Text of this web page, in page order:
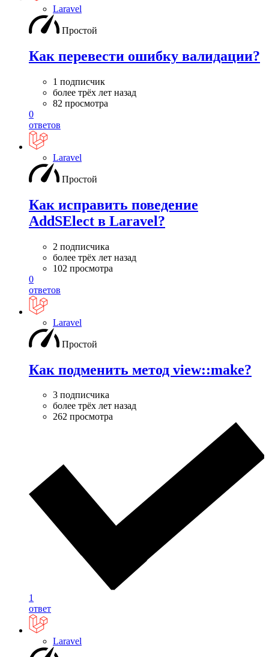
Laravel
Простой
Как перевести ошибку валидации?
1 подписчик
более трёх лет назад
82 просмотра
0
ответов
Laravel
Простой
Как исправить поведение
AddSElect в Laravel?
2 подписчика
более трёх лет назад
102 просмотра
0
ответов
Laravel
Простой
Как подменить метод view::make?
3 подписчика
более трёх лет назад
262 просмотра
1
ответ
Laravel